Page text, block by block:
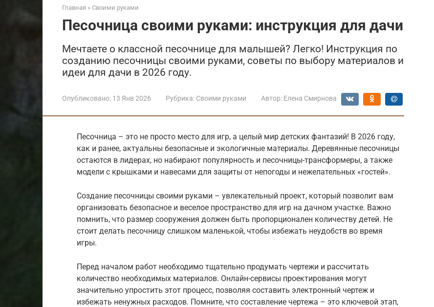
Главная » Своими руками
Песочница своими руками: инструкция для дачи
Мечтаете о классной песочнице для малышей? Легко! Инструкция по
созданию песочницы своими руками, советы по выбору материалов и
идеи для дачи в 2026 году.
Опубликовано: 13 Янв 2026 Рубрика: Своими руками Автор: Елена Смирнова
Песочница – это не просто место для игр, а целый мир детских фантазий! В 2026 году,
как и ранее, актуальны безопасные и экологичные материалы. Деревянные песочницы
остаются в лидерах, но набирают популярность и песочницы-трансформеры, а также
модели с крышками и навесами для защиты от непогоды и нежелательных «гостей».
Создание песочницы своими руками – увлекательный проект, который позволит вам
организовать безопасное и веселое пространство для игр на дачном участке. Важно
помнить, что размер сооружения должен быть пропорционален количеству детей. Не
стоит делать песочницу слишком маленькой, чтобы избежать неудобств во время
игры.
Перед началом работ необходимо тщательно продумать чертежи и рассчитать
количество необходимых материалов. Онлайн-сервисы проектирования могут
значительно упростить этот процесс, позволяя составить электронный чертеж и
избежать ненужных расходов. Помните, что составление чертежа – это ключевой этап,